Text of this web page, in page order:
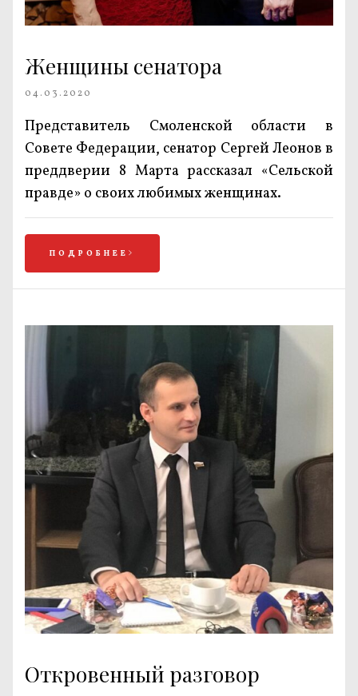
Женщины сенатора
04.03.2020
Представитель Смоленской области в
Совете Федерации, сенатор Сергей Леонов в
преддверии 8 Марта рассказал «Сельской
правде» о своих любимых женщинах.
ПОДРОБНЕЕ
Откровенный разговор